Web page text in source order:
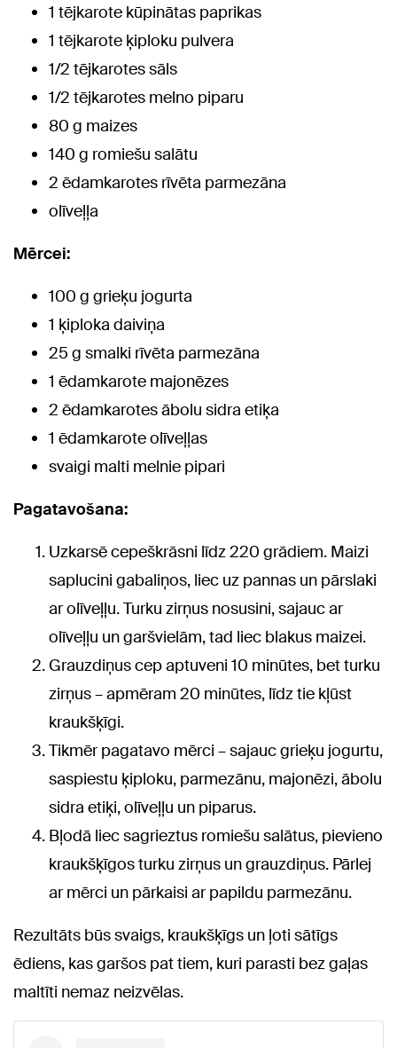
1 tējkarote kūpinātas paprikas
1 tējkarote ķiploku pulvera
1/2 tējkarotes sāls
1/2 tējkarotes melno piparu
80 g maizes
140 g romiešu salātu
2 ēdamkarotes rīvēta parmezāna
olīveļļa
Mērcei:
100 g grieķu jogurta
1 ķiploka daiviņa
25 g smalki rīvēta parmezāna
1 ēdamkarote majonēzes
2 ēdamkarotes ābolu sidra etiķa
1 ēdamkarote olīveļļas
svaigi malti melnie pipari
Pagatavošana:
Uzkarsē cepeškrāsni līdz 220 grādiem. Maizi
saplucini gabaliņos, liec uz pannas un pārslaki
ar olīveļļu. Turku zirņus nosusini, sajauc ar
olīveļļu un garšvielām, tad liec blakus maizei.
Grauzdiņus cep aptuveni 10 minūtes, bet turku
zirņus – apmēram 20 minūtes, līdz tie kļūst
kraukšķīgi.
Tikmēr pagatavo mērci – sajauc grieķu jogurtu,
saspiestu ķiploku, parmezānu, majonēzi, ābolu
sidra etiķi, olīveļļu un piparus.
Bļodā liec sagrieztus romiešu salātus, pievieno
kraukšķīgos turku zirņus un grauzdiņus. Pārlej
ar mērci un pārkaisi ar papildu parmezānu.
Rezultāts būs svaigs, kraukšķīgs un ļoti sātīgs
ēdiens, kas garšos pat tiem, kuri parasti bez gaļas
maltīti nemaz neizvēlas.